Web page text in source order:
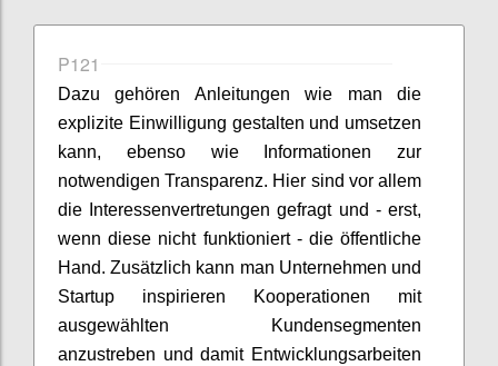
P121
Dazu gehören Anleitungen wie man die
explizite Einwilligung gestalten und umsetzen
kann, ebenso wie Informationen zur
notwendigen Transparenz. Hier sind vor allem
die Interessenvertretungen gefragt und - erst,
wenn diese nicht funktioniert - die öffentliche
Hand. Zusätzlich kann man Unternehmen und
Startup inspirieren Kooperationen mit
ausgewählten Kundensegmenten
anzustreben und damit Entwicklungsarbeiten